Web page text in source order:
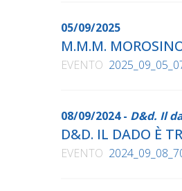
05/09/2025
M.M.M.
EVENTO
08/09/2024 - D&d. Il
D&D. IL DADO È
EVENTO